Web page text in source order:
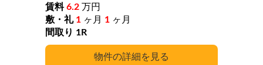
詳細
6.2 万円
1 ヶ月 1 ヶ月
1R